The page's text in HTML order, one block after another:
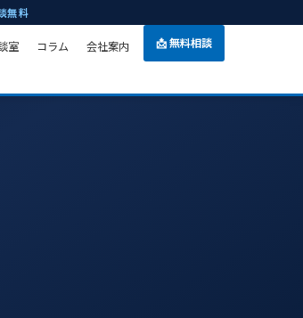
無料
室 コラム 会社案内 📩 無料相談